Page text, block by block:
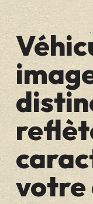
votre